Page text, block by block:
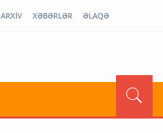
ARXİV XƏBƏRLƏR ƏLAQƏ